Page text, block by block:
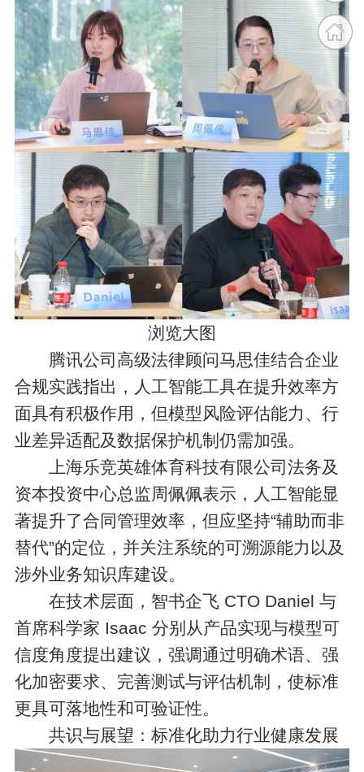
浏览大图
腾讯公司高级法律顾问马思佳结合企业
合规实践指出，人工智能工具在提升效率方
面具有积极作用，但模型风险评估能力、行
业差异适配及数据保护机制仍需加强。
上海乐竞英雄体育科技有限公司法务及
资本投资中心总监周佩佩表示，人工智能显
著提升了合同管理效率，但应坚持“辅助而非
替代”的定位，并关注系统的可溯源能力以及
涉外业务知识库建设。
在技术层面，智书企飞 CTO Daniel 与
首席科学家 Isaac 分别从产品实现与模型可
信度角度提出建议，强调通过明确术语、强
化加密要求、完善测试与评估机制，使标准
更具可落地性和可验证性。
共识与展望：标准化助力行业健康发展